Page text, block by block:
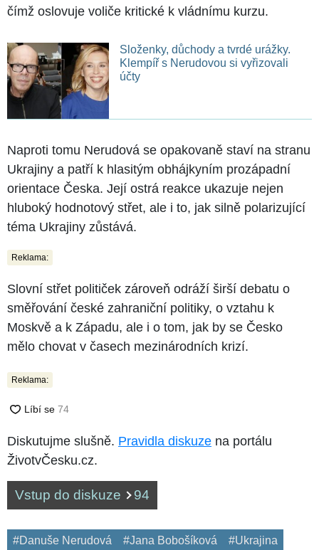
čímž oslovuje voliče kritické k vládnímu kurzu.
Složenky, důchody a tvrdé urážky.
Klempíř s Nerudovou si vyřizovali
účty
Naproti tomu Nerudová se opakovaně staví na stranu
Ukrajiny a patří k hlasitým obhájkyním prozápadní
orientace Česka. Její ostrá reakce ukazuje nejen
hluboký hodnotový střet, ale i to, jak silně polarizující
téma Ukrajiny zůstává.
Reklama:
Slovní střet političek zároveň odráží širší debatu o
směřování české zahraniční politiky, o vztahu k
Moskvě a k Západu, ale i o tom, jak by se Česko
mělo chovat v časech mezinárodních krizí.
Reklama:
Diskutujme slušně. Pravidla diskuze na portálu
ŽivotvČesku.cz.
Vstup do diskuze 94
#Danuše Nerudová #Jana Bobošíková #Ukrajina